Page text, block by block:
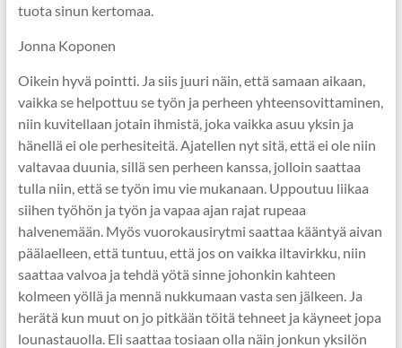
tuota sinun kertomaa.
Jonna Koponen
Oikein hyvä pointti. Ja siis juuri näin, että samaan aikaan,
vaikka se helpottuu se työn ja perheen yhteensovittaminen,
niin kuvitellaan jotain ihmistä, joka vaikka asuu yksin ja
hänellä ei ole perhesiteitä. Ajatellen nyt sitä, että ei ole niin
valtavaa duunia, sillä sen perheen kanssa, jolloin saattaa
tulla niin, että se työn imu vie mukanaan. Uppoutuu liikaa
siihen työhön ja työn ja vapaa ajan rajat rupeaa
halvenemään. Myös vuorokausirytmi saattaa kääntyä aivan
päälaelleen, että tuntuu, että jos on vaikka iltavirkku, niin
saattaa valvoa ja tehdä yötä sinne johonkin kahteen
kolmeen yöllä ja mennä nukkumaan vasta sen jälkeen. Ja
herätä kun muut on jo pitkään töitä tehneet ja käyneet jopa
lounastauolla. Eli saattaa tosiaan olla näin jonkun yksilön